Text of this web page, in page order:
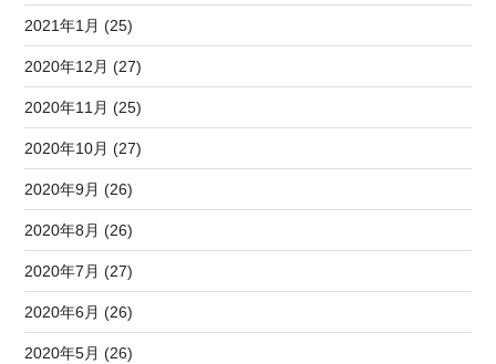
2021年1月 (25)
2020年12月 (27)
2020年11月 (25)
2020年10月 (27)
2020年9月 (26)
2020年8月 (26)
2020年7月 (27)
2020年6月 (26)
2020年5月 (26)